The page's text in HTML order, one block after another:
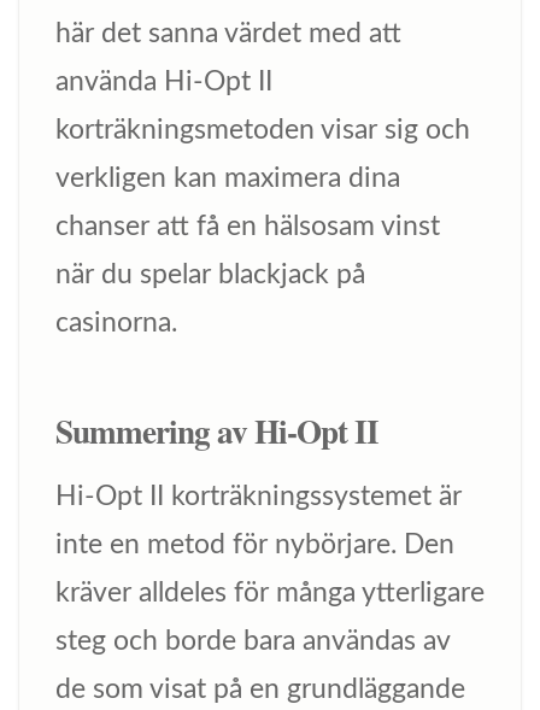
här det sanna värdet med att
använda Hi-Opt II
korträkningsmetoden visar sig och
verkligen kan maximera dina
chanser att få en hälsosam vinst
när du spelar blackjack på
casinorna.
Summering av Hi-Opt II
Hi-Opt II korträkningssystemet är
inte en metod för nybörjare. Den
kräver alldeles för många ytterligare
steg och borde bara användas av
de som visat på en grundläggande